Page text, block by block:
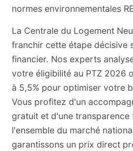
normes environnementales
La Centrale du Logement
franchir cette étape décisive
financier. Nos experts
votre éligibilité au PTZ 2026
à 5,5% pour optimiser votre
Vous profitez d'un
gratuit et d'une transparence
l'ensemble du marché
garantissons un prix direct